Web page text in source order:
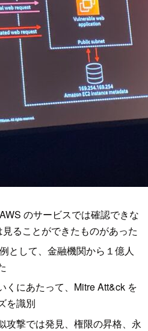
のサービスでは確認できな
ることができたものがあった
として、金融機関から１億人
くにあたって、Mitre Att&ck を
を識別
攻撃では発見、権限の昇格、永